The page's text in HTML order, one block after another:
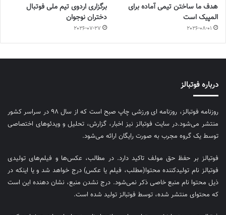
هدف ما ساختن تیمی آماده برای
المپیک است
2026-08-01
برگزاری اردوی تیم ملی فوتبال
دختران نوجوان
2026-07-27
درباره فوتبالز
روزنامه فوتبالز، روزنامه ای ورزشی چاپ صبح است که از سال ۹۸ در سراسر کشور
منتشر می‌شود.در سایت فوتبالز نیز اخبار، گزارش، تحلیل و ویدئوهای اختصاصی
توسط یک گروه مجرب به صورت رایگان ارائه می‌شود.
فوتبالز بر حفظ حق مولف تاکید دارد. در مطالب، عکس‌ها و فیلم‌های تولیدی
فوتبالز نام تولیدکننده محتوا(مطلب، فیلم یا عکس) درج خواهد شد و یا اینکه در
ذیل محتوا نام منبع خاصی ذکر نمی‌‎شود. درج نشدن منبع، نشان دهنده این است
که محتوای منتشر شده، توسط فوتبالز تولید شده است.